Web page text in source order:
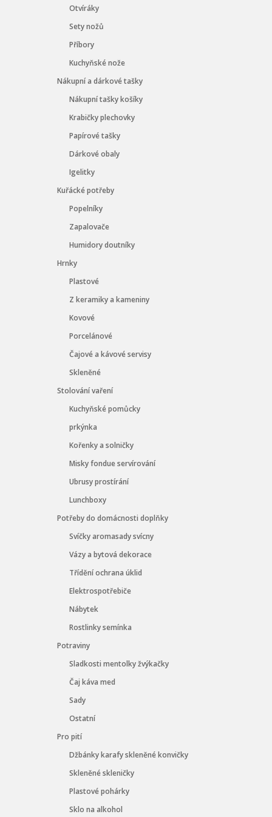
Otvíráky
Sety nožů
Příbory
Kuchyňské nože
Nákupní a dárkové tašky
Nákupní tašky košíky
Krabičky plechovky
Papírové tašky
Dárkové obaly
Igelitky
Kuřácké potřeby
Popelníky
Zapalovače
Humidory doutníky
Hrnky
Plastové
Z keramiky a kameniny
Kovové
Porcelánové
Čajové a kávové servisy
Skleněné
Stolování vaření
Kuchyňské pomůcky
prkýnka
Kořenky a solničky
Misky fondue servírování
Ubrusy prostírání
Lunchboxy
Potřeby do domácnosti doplňky
Svíčky aromasady svícny
Vázy a bytová dekorace
Třídění ochrana úklid
Elektrospotřebiče
Nábytek
Rostlinky semínka
Potraviny
Sladkosti mentolky žvýkačky
Čaj káva med
Sady
Ostatní
Pro pití
Džbánky karafy skleněné konvičky
Skleněné skleničky
Plastové pohárky
Sklo na alkohol